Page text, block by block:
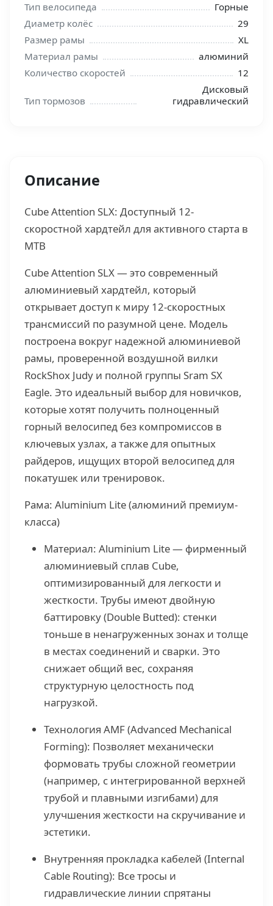
Тип велосипеда
Горные
Диаметр колёс
29
Размер рамы
XL
Материал рамы
алюминий
Количество скоростей
12
Тип тормозов
Дисковый
гидравлический
Описание
Cube Attention SLX: Доступный 12-
скоростной хардтейл для активного старта в
MTB
Cube Attention SLX — это современный
алюминиевый хардтейл, который
открывает доступ к миру 12-скоростных
трансмиссий по разумной цене. Модель
построена вокруг надежной алюминиевой
рамы, проверенной воздушной вилки
RockShox Judy и полной группы Sram SX
Eagle. Это идеальный выбор для новичков,
которые хотят получить полноценный
горный велосипед без компромиссов в
ключевых узлах, а также для опытных
райдеров, ищущих второй велосипед для
покатушек или тренировок.
Рама: Aluminium Lite (алюминий премиум-
класса)
Материал: Aluminium Lite — фирменный
алюминиевый сплав Cube,
оптимизированный для легкости и
жесткости. Трубы имеют двойную
баттировку (Double Butted): стенки
тоньше в ненагруженных зонах и толще
в местах соединений и сварки. Это
снижает общий вес, сохраняя
структурную целостность под
нагрузкой.
Технология AMF (Advanced Mechanical
Forming): Позволяет механически
формовать трубы сложной геометрии
(например, с интегрированной верхней
трубой и плавными изгибами) для
улучшения жесткости на скручивание и
эстетики.
Внутренняя прокладка кабелей (Internal
Cable Routing): Все тросы и
гидравлические линии спрятаны